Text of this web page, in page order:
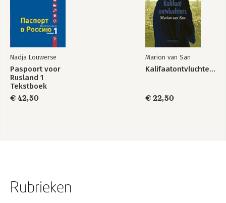
Nadja Louwerse
Paspoort voor
Rusland 1
Tekstboek
€ 42,50
Marion van San
Kalifaatontvluchters
€ 22,50
Rubrieken